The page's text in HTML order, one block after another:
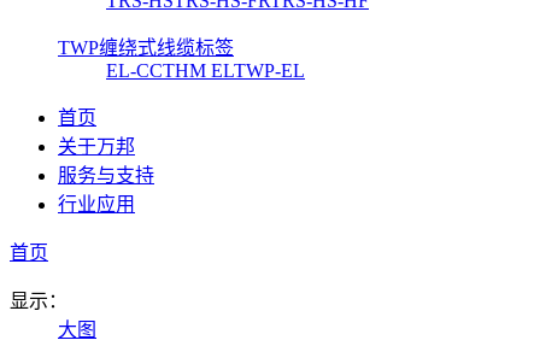
TWP缠绕式线缆标签
EL-CCTHM ELTWP-EL
首页
关于万邦
服务与支持
行业应用
首页
显示：
大图